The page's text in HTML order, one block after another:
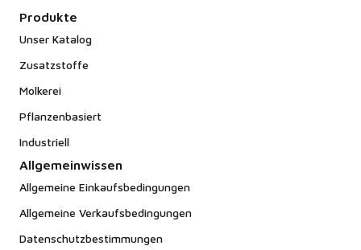
Produkte
Unser Katalog
Zusatzstoffe
Molkerei
Pflanzenbasiert
Industriell
Allgemeinwissen
Allgemeine Einkaufsbedingungen
Allgemeine Verkaufsbedingungen
Datenschutzbestimmungen